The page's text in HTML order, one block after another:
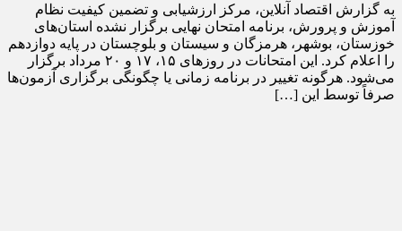
به گزارش اقتصاد آنلاین، مرکز ارزشیابی و تضمین کیفیت نظام
آموزش و پرورش، برنامه امتحان نهایی برگزار نشده استان‌های
خوزستان، بوشهر، هرمزگان و سیستان و بلوچستان در پایه دوازدهم
را اعلام کرد. این امتحانات در روز‌های ۱۵، ۱۷ و ۲۰ مرداد برگزار
می‌شود. هرگونه تغییر در برنامه زمانی یا چگونگی برگزاری آزمون‌ها
صرفاً توسط این […]